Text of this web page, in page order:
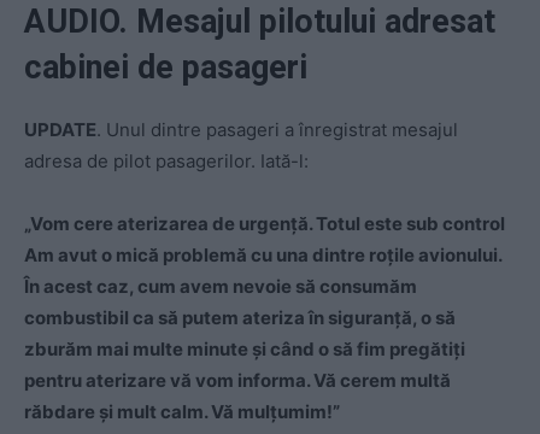
AUDIO. Mesajul pilotului adresat
cabinei de pasageri
UPDATE. Unul dintre pasageri a înregistrat mesajul
adresa de pilot pasagerilor. Iată-l:
„Vom cere aterizarea de urgenţă. Totul este sub control
Am avut o mică problemă cu una dintre roţile avionului.
În acest caz, cum avem nevoie să consumăm
combustibil ca să putem ateriza în siguranţă, o să
zburăm mai multe minute şi când o să fim pregătiţi
pentru aterizare vă vom informa. Vă cerem multă
răbdare şi mult calm. Vă mulţumim!”